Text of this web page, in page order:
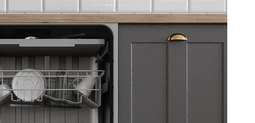
Evde Katkısız Vişne Suyu
Yapmanın İpuçları Nasıl Saklanır?